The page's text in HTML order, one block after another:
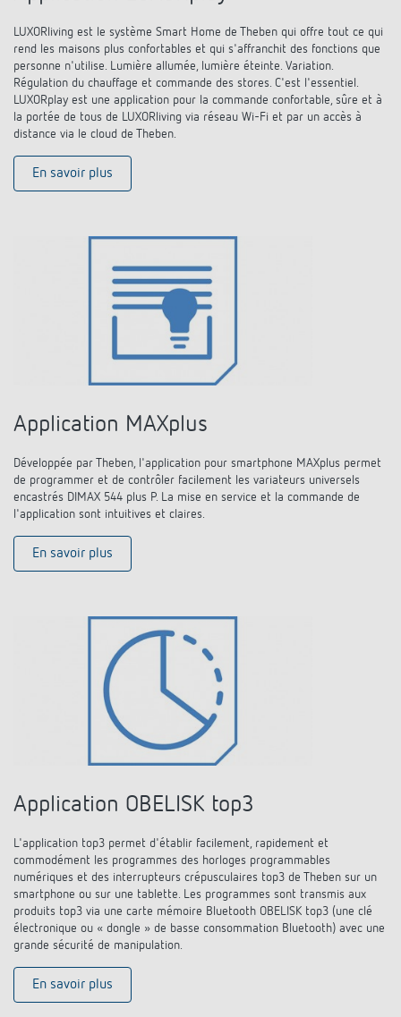
LUXORliving est le système Smart Home de Theben qui offre tout ce qui
rend les maisons plus confortables et qui s'affranchit des fonctions que
personne n'utilise. Lumière allumée, lumière éteinte. Variation.
Régulation du chauffage et commande des stores. C'est l'essentiel.
LUXORplay est une application pour la commande confortable, sûre et à
la portée de tous de LUXORliving via réseau Wi-Fi et par un accès à
distance via le cloud de Theben.
En savoir plus
Application MAXplus
Développée par Theben, l'application pour smartphone MAXplus permet
de programmer et de contrôler facilement les variateurs universels
encastrés DIMAX 544 plus P. La mise en service et la commande de
l'application sont intuitives et claires.
En savoir plus
Application OBELISK top3
L'application top3 permet d'établir facilement, rapidement et
commodément les programmes des horloges programmables
numériques et des interrupteurs crépusculaires top3 de Theben sur un
smartphone ou sur une tablette. Les programmes sont transmis aux
produits top3 via une carte mémoire Bluetooth OBELISK top3 (une clé
électronique ou « dongle » de basse consommation Bluetooth) avec une
grande sécurité de manipulation.
En savoir plus